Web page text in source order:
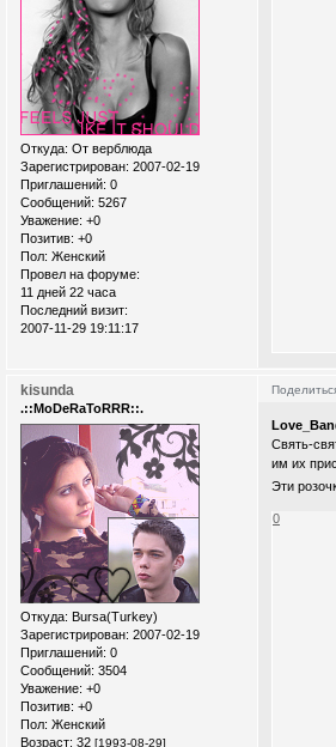
Откуда: От верблюда
Зарегистрирован: 2007-02-19
Приглашений: 0
Сообщений: 5267
Уважение: +0
Позитив: +0
Пол: Женский
Провел на форуме:
11 дней 22 часа
Последний визит:
2007-11-29 19:11:17
kisunda
.::MoDeRaToRRR::.
Откуда: Bursa(Turkey)
Зарегистрирован: 2007-02-19
Приглашений: 0
Сообщений: 3504
Уважение: +0
Позитив: +0
Пол: Женский
Возраст: 32 [1993-08-29]
Свять-
им их
Эти
0